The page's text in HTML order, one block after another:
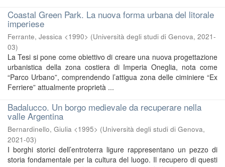
Coastal Green Park. La nuova forma urbana del litorale
imperiese
Ferrante, Jessica <1990> (Università degli studi di Genova, 2021-
03)
La Tesi si pone come obiettivo di creare una nuova progettazione
urbanistica della zona costiera di Imperia Oneglia, nota come
“Parco Urbano”, comprendendo l’attigua zona delle ciminiere “Ex
Ferriere” attualmente proprietà ...
Badalucco. Un borgo medievale da recuperare nella
valle Argentina
Bernardinello, Giulia <1995> (Università degli studi di Genova,
2021-03)
I borghi storici dell’entroterra ligure rappresentano un pezzo di
storia fondamentale per la cultura del luogo. Il recupero di questi